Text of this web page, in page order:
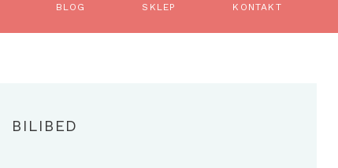
BLOG SKLEP KONTAKT
BILIBED